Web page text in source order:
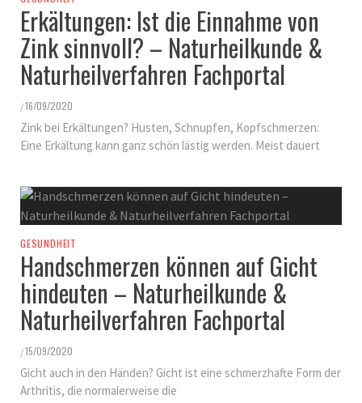
Erkältungen: Ist die Einnahme von
Zink sinnvoll? – Naturheilkunde &
Naturheilverfahren Fachportal
/16/09/2020
Zink bei Erkältungen? Husten, Schnupfen, Kopfschmerzen:
Eine Erkältung kann ganz schön lästig werden. Meist dauert
GESUNDHEIT
Handschmerzen können auf Gicht
hindeuten – Naturheilkunde &
Naturheilverfahren Fachportal
/15/09/2020
Gicht auch in den Händen? Gicht ist eine schmerzhafte Form der
Arthritis, die normalerweise die